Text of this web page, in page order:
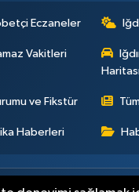
Eczaneler
Vakitleri
ve Fikstür
Haberleri